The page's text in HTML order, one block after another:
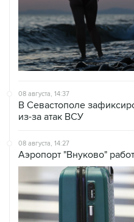
08 августа, 14:37
В Севастополе
из-за атак ВСУ
08 августа, 14:27
Аэропорт "Внуково"